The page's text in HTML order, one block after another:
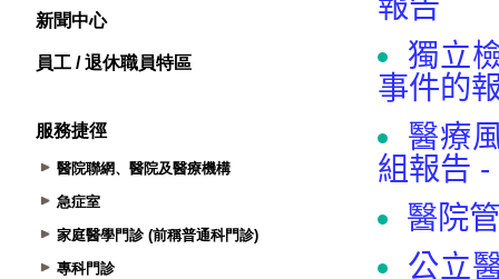
新聞中心
員工 / 退休職員特區
服務捷徑
醫院聯網、醫院及醫療機構
急症室
家庭醫學門診 (前稱普通科門診)
專科門診